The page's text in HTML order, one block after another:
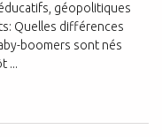
géopolitiques
Quelles différences
boomers sont nés
...